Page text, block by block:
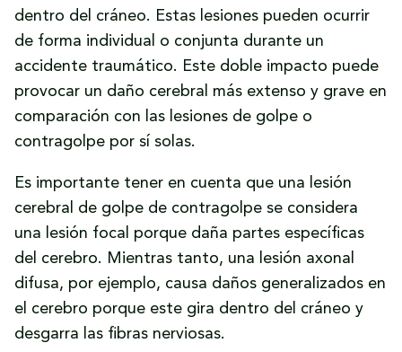
dentro del cráneo. Estas lesiones pueden ocurrir
de forma individual o conjunta durante un
accidente traumático. Este doble impacto puede
provocar un daño cerebral más extenso y grave en
comparación con las lesiones de golpe o
contragolpe por sí solas.
Es importante tener en cuenta que una lesión
cerebral de golpe de contragolpe se considera
una lesión focal porque daña partes específicas
del cerebro. Mientras tanto, una lesión axonal
difusa, por ejemplo, causa daños generalizados en
el cerebro porque este gira dentro del cráneo y
desgarra las fibras nerviosas.